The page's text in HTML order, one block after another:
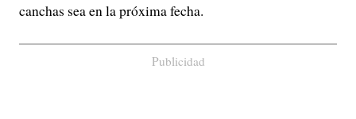
canchas sea en la próxima fecha.
Publicidad